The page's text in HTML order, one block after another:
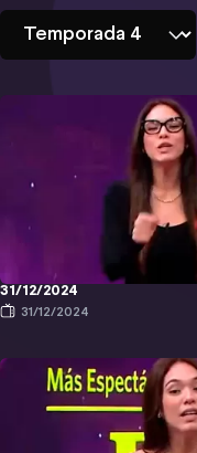
Espectáculos
-
Temporada
31/12/2024
31/12/2024